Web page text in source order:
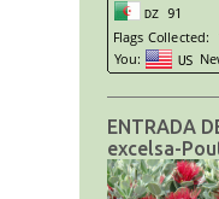
ENTRADA
excelsa-